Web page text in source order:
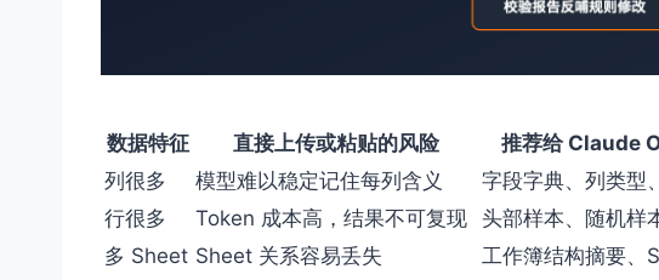
数据特征 直接上传或粘贴的风险 推荐给 Claude
列很多
模型难以稳定记住每列含义 字段字典、列类型
行很多
Token 成本高，结果不可复现 头部样本、随机样
多 Sheet Sheet 关系容易丢失 工作簿结构摘要、